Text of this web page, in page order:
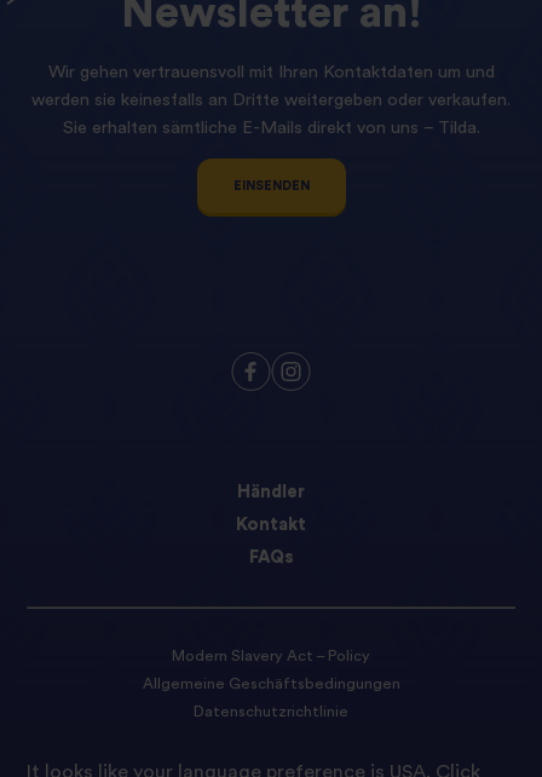
Newsletter an!
Wir gehen vertrauensvoll mit Ihren Kontaktdaten um und
werden sie keinesfalls an Dritte weitergeben oder verkaufen.
Sie erhalten sämtliche E-Mails direkt von uns – Tilda.
EINSENDEN
Händler
Kontakt
FAQs
Modern Slavery Act – Policy
Allgemeine Geschäftsbedingungen
Datenschutzrichtlinie
It looks like your language preference is USA. Click